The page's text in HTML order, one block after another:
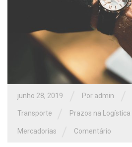
junho 28, 2019 Por admin
Transporte Prazos na Logística
Mercadorias Comentário